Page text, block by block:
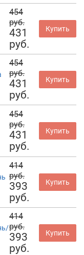
454
руб.
431
руб.
Купить
454
руб.
431
руб.
Купить
454
руб.
431
руб.
Купить
414
руб.
393
руб.
Купить
414
руб.
393
руб.
Купить